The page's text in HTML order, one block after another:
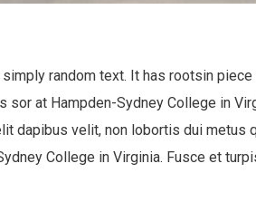
random text. It has rootsin
at Hampden-Sydney College in
dapibus velit, non lobortis dui
College in Virginia. Fusce et